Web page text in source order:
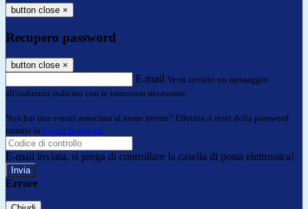
button close ×
Recupero password
button close ×
E-mail Verrà inviato un messaggio
all'indirizzo indicato con le istruzioni necessarie.
Non hai una e-mail associata al nome utente? Effettua il reset della password
tramite la Login Spaggiari
E-mail inviata, si prega di controllare la casella di posta elettronica!
Errore